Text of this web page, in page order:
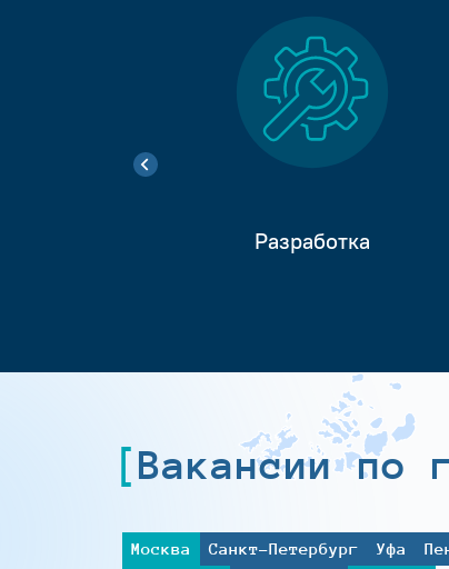
Разработка
Вакансии по
Москва Санкт-Петербург Уфа